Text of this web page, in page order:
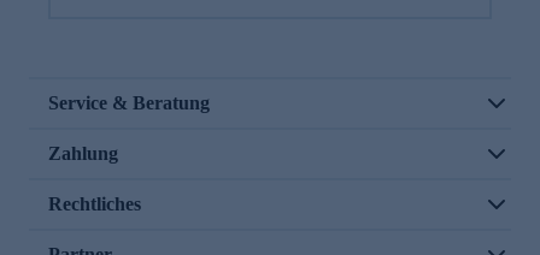
Service & Beratung
Zahlung
Rechtliches